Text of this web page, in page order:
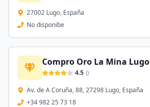
27002 Lugo, España
No disponibe
Compro Oro La Mina Lugo
4.5 ()
Av. de A Coruña, 88, 27298 Lugo, España
+34 982 25 73 18